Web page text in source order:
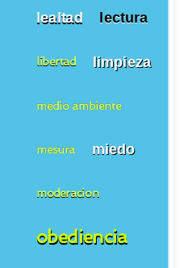
lealtad lectura
libertad limpieza
medio ambiente
mesura miedo
moderacion
obediencia